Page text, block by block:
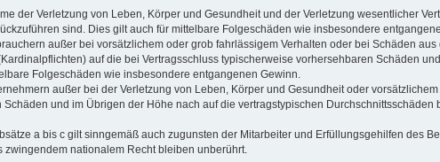
der Verletzung von Leben, Körper und Gesundheit und der Verletzung wesentlicher
sind. Dies gilt auch für mittelbare Folgeschäden wie insbesondere
außer bei vorsätzlichem oder grob fahrlässigem Verhalten oder bei Schäden
auf die bei Vertragsschluss typischerweise vorhersehbaren Schäden
Folgeschäden wie insbesondere entgangenen Gewinn.
außer bei der Verletzung von Leben, Körper und Gesundheit oder
und im Übrigen der Höhe nach auf die vertragstypischen
a bis c gilt sinngemäß auch zugunsten der Mitarbeiter und Erfüllungsgehilfen des
zwingendem nationalem Recht bleiben unberührt.